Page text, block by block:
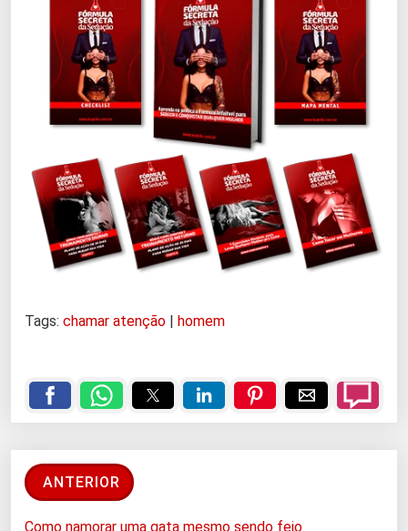
Tags: chamar atenção homem
ANTERIOR
Como namorar uma gata mesmo sendo feio